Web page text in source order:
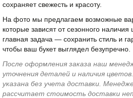
сохраняет свежесть и красоту.
На фото мы предлагаем возможные
которые зависят от сезонного
главная задача — сохранить стиль и
чтобы ваш букет выглядел безупречно.
После оформления заказа наш
уточнения деталей и наличия
указана без учета доставки.
рассчитает стоимость доставки